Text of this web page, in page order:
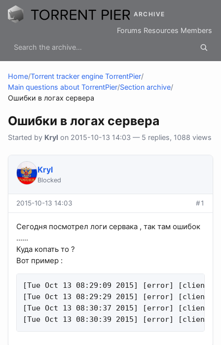
ARCHIVE
Forums Resources Members
Home/Torrent tracker engine TorrentPier/
Main questions about TorrentPier/Section archive/
Ошибки в логах сервера
Ошибки в логах сервера
Started by Kryl on 2015-10-13 14:03 — 5 replies, 1088 views
Kryl
Blocked
2015-10-13 14:03 #1
Сегодня посмотрел логи сервака , так там ошибок
......
Куда копать то ?
Вот пример :
[Tue Oct 13 08:29:09 2015] [error] [client
[Tue Oct 13 08:29:29 2015] [error] [client
[Tue Oct 13 08:30:37 2015] [error] [client
[Tue Oct 13 08:30:39 2015] [error] [client